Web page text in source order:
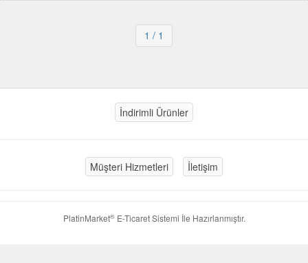
1 / 1
İndirimli Ürünler
Müşteri Hizmetleri İletişim
PlatinMarket®E-Ticaret Sistemi İle Hazırlanmıştır.